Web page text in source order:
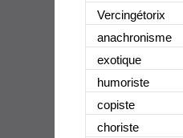
Vercingétorix
anachronisme
exotique
humoriste
copiste
choriste